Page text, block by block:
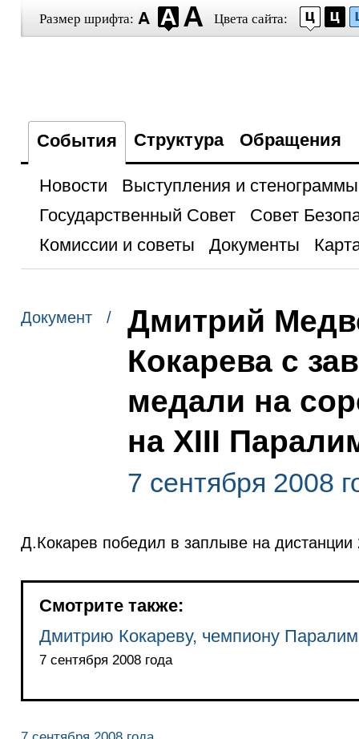
Размер шрифта: Цвета сайта:
События Структура Обращения
Новости
Выступления и стенограммы
Государственный Совет
Совет
Комиссии и советы
Документы
Документ /
Дмитрий
Кокарева с
медали на
на XIII
7 сентября 2008
Д.Кокарев победил в заплыве на
Смотрите также:
Дмитрию Кокареву, чемпиону
7 сентября 2008 года